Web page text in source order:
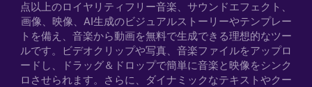
点以上のロイヤリティフリー音楽、サウンドエフェクト、
画像、映像、AI生成のビジュアルストーリーやテンプレー
トを備え、音楽から動画を無料で生成できる理想的なツー
ルです。ビデオクリップや写真、音楽ファイルをアップロ
ードし、ドラッグ＆ドロップで簡単に音楽と映像をシンク
ロさせられます。さらに、ダイナミックなテキストやクー